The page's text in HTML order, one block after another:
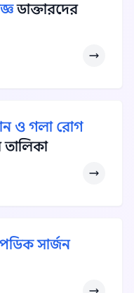
ডাক্তারদের
ও গলা রোগ
তালিকা
সার্জন